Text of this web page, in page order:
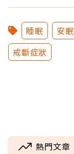
睡眠 安
戒斷症狀
熱門文章